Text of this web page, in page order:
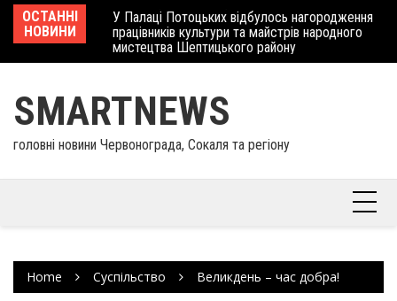
Skip
content
ОСТАННІ
НОВИНИ
У Палаці Потоцьких відбулось нагородження
працівників культури та майстрів народного
мистецтва Шептицького району
SMARTNEWS
головні новини Червонограда, Сокаля та регіону
Home Суспільство Великдень – час добра!